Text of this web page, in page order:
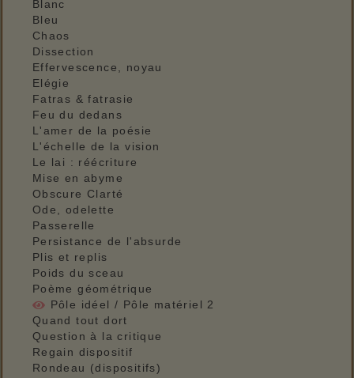
Blanc
Bleu
Chaos
Dissection
Effervescence, noyau
Elégie
Fatras & fatrasie
Feu du dedans
L'amer de la poésie
L'échelle de la vision
Le lai : réécriture
Mise en abyme
Obscure Clarté
Ode, odelette
Passerelle
Persistance de l'absurde
Plis et replis
Poids du sceau
Poème géométrique
Pôle idéel / Pôle matériel 2
Quand tout dort
Question à la critique
Regain dispositif
Rondeau (dispositifs)